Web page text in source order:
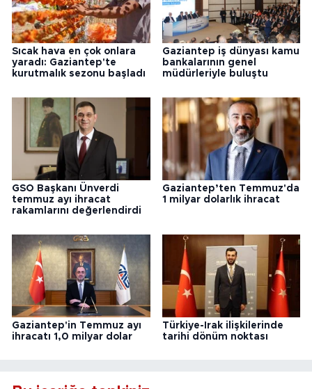
Sıcak hava en çok onlara
yaradı: Gaziantep'te
kurutmalık sezonu başladı
Gaziantep iş dünyası kamu
bankalarının genel
müdürleriyle buluştu
GSO Başkanı Ünverdi
temmuz ayı ihracat
rakamlarını değerlendirdi
Gaziantep’ten Temmuz'da
1 milyar dolarlık ihracat
Gaziantep'in Temmuz ayı
ihracatı 1,0 milyar dolar
Türkiye-Irak ilişkilerinde
tarihi dönüm noktası